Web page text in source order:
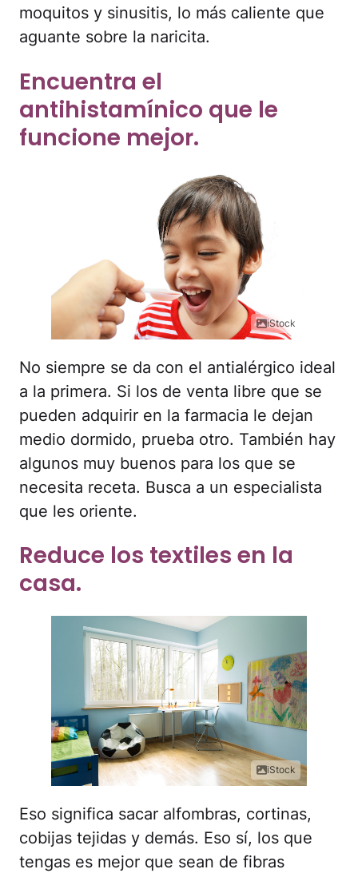
moquitos y sinusitis, lo más caliente que
aguante sobre la naricita.
Encuentra el
antihistamínico que le
funcione mejor.
iStock
No siempre se da con el antialérgico ideal
a la primera. Si los de venta libre que se
pueden adquirir en la farmacia le dejan
medio dormido, prueba otro. También hay
algunos muy buenos para los que se
necesita receta. Busca a un especialista
que les oriente.
Reduce los textiles en la
casa.
iStock
Eso significa sacar alfombras, cortinas,
cobijas tejidas y demás. Eso sí, los que
tengas es mejor que sean de fibras